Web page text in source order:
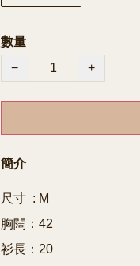
數量
−
+
簡介
尺寸  : M
胸闊：42
衫長：20